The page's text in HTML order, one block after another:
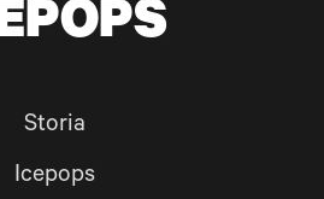
TORNA IN CIMA
Storia
Icepops